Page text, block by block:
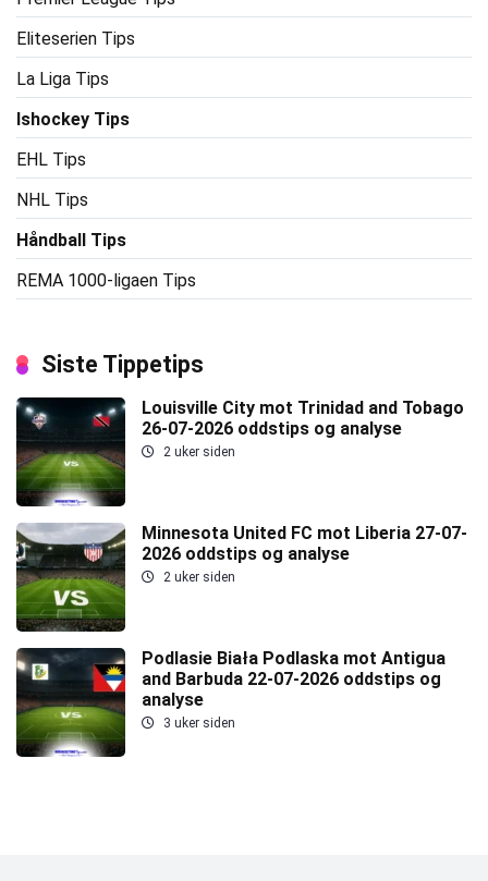
Eliteserien Tips
La Liga Tips
Ishockey Tips
EHL Tips
NHL Tips
Håndball Tips
REMA 1000-ligaen Tips
Siste Tippetips
Louisville City mot Trinidad and Tobago
26-07-2026 oddstips og analyse
2 uker siden
Minnesota United FC mot Liberia 27-07-
2026 oddstips og analyse
2 uker siden
Podlasie Biała Podlaska mot Antigua
and Barbuda 22-07-2026 oddstips og
analyse
3 uker siden